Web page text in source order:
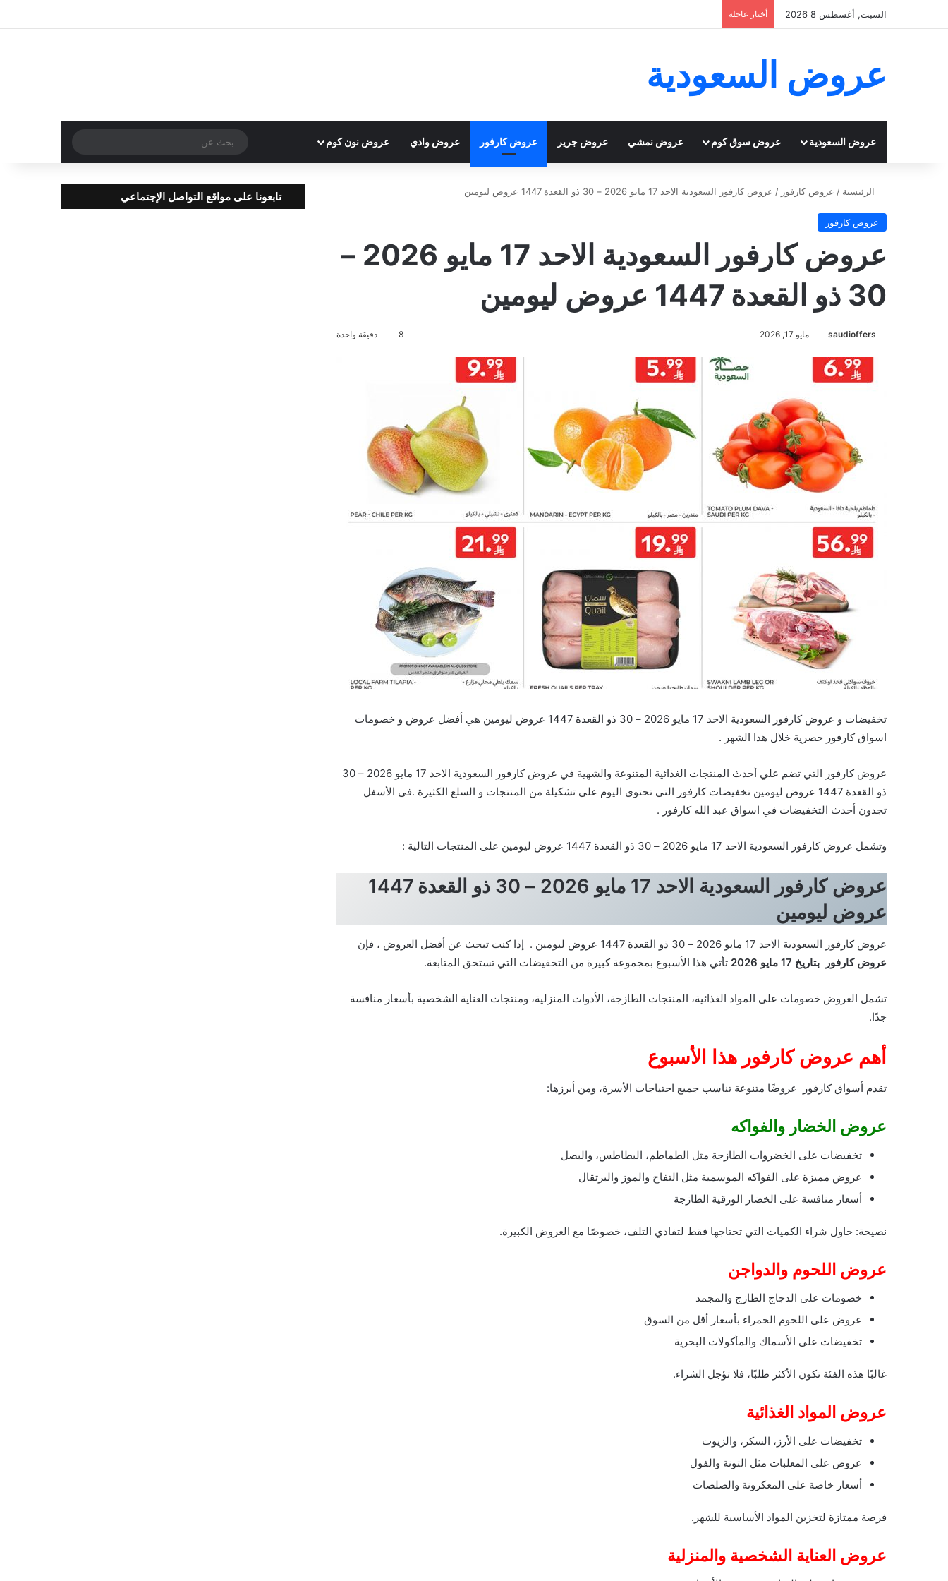
السبت, أغسطس 8 2026 أخبار عاجلة
عروض السعودية
عروض السعودية عروض سوق كوم عروض نمشي عروض جرير عروض كارفور عروض وادي عروض نون كوم
عن
الرئيسية / عروض كارفور / عروض كارفور السعودية الاحد 17 مايو 2026 – 30 ذو القعدة 1447 عروض ليومين
عروض كارفور
عروض كارفور السعودية الاحد 17 مايو 2026 –
30 ذو القعدة 1447 عروض ليومين
saudioffers مايو 17, 2026 8 دقيقة واحدة
تخفيضات و عروض كارفور السعودية الاحد 17 مايو 2026 – 30 ذو القعدة 1447 عروض ليومين هي أفضل عروض و خصومات
اسواق كارفور حصرية خلال هدا الشهر .
عروض كارفور التي تضم علي أحدث المنتجات الغذائية المتنوعة والشهية في عروض كارفور السعودية الاحد 17 مايو 2026 – 30
ذو القعدة 1447 عروض ليومين تخفيضات كارفور التي تحتوي اليوم علي تشكيلة من المنتجات و السلع الكثيرة .في الأسفل
تجدون أحدث التخفيضات في اسواق عبد الله كارفور .
وتشمل عروض كارفور السعودية الاحد 17 مايو 2026 – 30 ذو القعدة 1447 عروض ليومين على المنتجات التالية :
عروض كارفور السعودية الاحد 17 مايو 2026 – 30 ذو القعدة 1447
عروض ليومين
عروض كارفور السعودية الاحد 17 مايو 2026 – 30 ذو القعدة 1447 عروض ليومين . إذا كنت تبحث عن أفضل العروض ، فإن
عروض كارفور بتاريخ 17 مايو 2026
تأتي هذا الأسبوع بمجموعة كبيرة من التخفيضات التي تستحق المتابعة.
تشمل العروض خصومات على المواد الغذائية، المنتجات الطازجة، الأدوات المنزلية، ومنتجات العناية الشخصية بأسعار منافسة
جدًا.
أهم عروض كارفور هذا الأسبوع
تقدم أسواق كارفور عروضًا متنوعة تناسب جميع احتياجات الأسرة، ومن أبرزها:
عروض الخضار والفواكه
تخفيضات على الخضروات الطازجة مثل الطماطم، البطاطس، والبصل
عروض مميزة على الفواكه الموسمية مثل التفاح والموز والبرتقال
أسعار منافسة على الخضار الورقية الطازجة
نصيحة: حاول شراء الكميات التي تحتاجها فقط لتفادي التلف، خصوصًا مع العروض الكبيرة.
عروض اللحوم والدواجن
خصومات على الدجاج الطازج والمجمد
عروض على اللحوم الحمراء بأسعار أقل من السوق
تخفيضات على الأسماك والمأكولات البحرية
غالبًا هذه الفئة تكون الأكثر طلبًا، فلا تؤجل الشراء.
عروض المواد الغذائية
تخفيضات على الأرز، السكر، والزيوت
عروض على المعلبات مثل التونة والفول
أسعار خاصة على المعكرونة والصلصات
فرصة ممتازة لتخزين المواد الأساسية للشهر.
عروض العناية الشخصية والمنزلية
تابعونا على مواقع التواصل الإجتماعي